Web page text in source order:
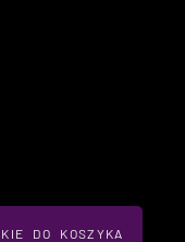
DO KOSZYKA